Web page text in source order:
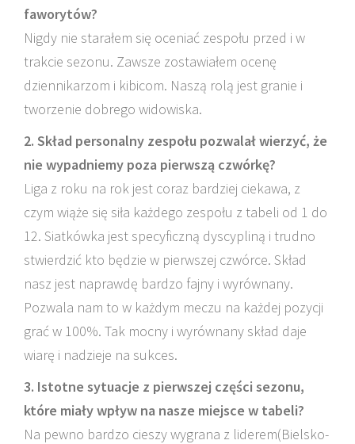
faworytów?
Nigdy nie starałem się oceniać zespołu przed i w
trakcie sezonu. Zawsze zostawiałem ocenę
dziennikarzom i kibicom. Naszą rolą jest granie i
tworzenie dobrego widowiska.
2. Skład personalny zespołu pozwalał wierzyć, że
nie wypadniemy poza pierwszą czwórkę?
Liga z roku na rok jest coraz bardziej ciekawa, z
czym wiąże się siła każdego zespołu z tabeli od 1 do
12. Siatkówka jest specyficzną dyscypliną i trudno
stwierdzić kto będzie w pierwszej czwórce. Skład
nasz jest naprawdę bardzo fajny i wyrównany.
Pozwala nam to w każdym meczu na każdej pozycji
grać w 100%. Tak mocny i wyrównany skład daje
wiarę i nadzieje na sukces.
3. Istotne sytuacje z pierwszej części sezonu,
które miały wpływ na nasze miejsce w tabeli?
Na pewno bardzo cieszy wygrana z liderem(Bielsko-